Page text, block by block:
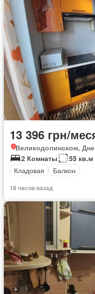
13 396 грн/
Великодолинском,
2 Комнаты
55 кв.м
Кладовая
Балкон
18 часов назад